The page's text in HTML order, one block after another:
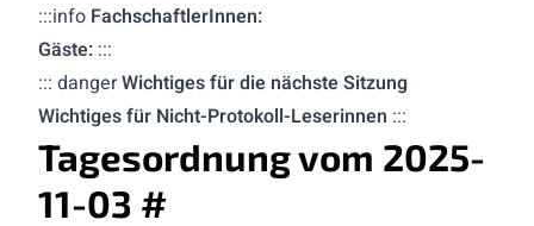
:::info FachschaftlerInnen:
Gäste: :::
::: dangerWichtiges für die nächste Sitzung
Wichtiges für Nicht-Protokoll-Leserinnen :::
Tagesordnung vom 2025-
11-03 #